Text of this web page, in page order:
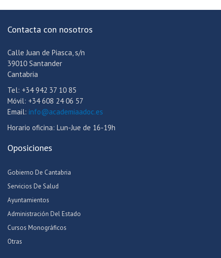
Contacta con nosotros
Calle Juan de Piasca, s/n
39010 Santander
Cantabria
Tel: +34 942 37 10 85
Móvil: +34 608 24 06 57
Email: info@academiaadoc.es
Horario oficina: Lun-Jue de 16-19h
Oposiciones
Gobierno De Cantabria
Servicios De Salud
Ayuntamientos
Administración Del Estado
Cursos Monográficos
Otras